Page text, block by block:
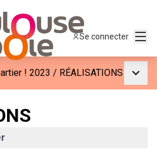
Se connecter
! 2023 / RÉALISATIONS